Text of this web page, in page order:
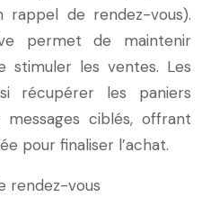
rappel de rendez-vous).
permet de maintenir
stimuler les ventes. Les
récupérer les paniers
ciblés, offrant
pour finaliser l’achat.
rendez-vous